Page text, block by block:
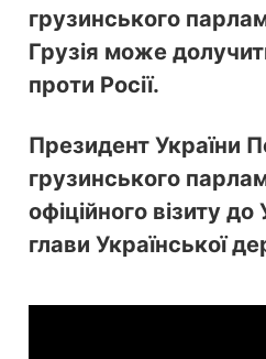
грузинського
Грузія може
проти Росії.
Президент України
грузинського
офіційного візиту
глави Української